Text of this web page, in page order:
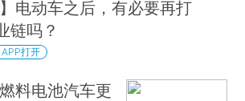
】电动车之后，有必要再打
链吗？
APP打开
料电池汽车更